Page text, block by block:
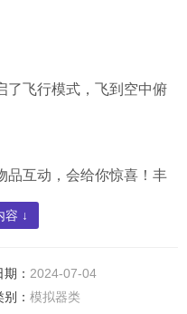
了飞行模式，飞到空中俯
品互动，会给你惊喜！丰
容 ↓
期： 2024-07-04
别： 模拟器类